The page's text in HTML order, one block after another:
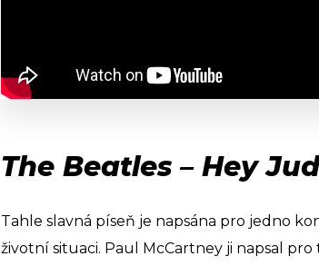
The Beatles – Hey
Tahle slavná píseň je napsána pro jedno
životní situaci. Paul McCartney ji napsal